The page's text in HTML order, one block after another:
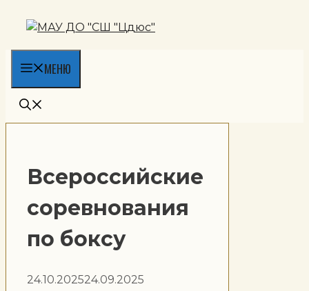
МЕНЮ
Всероссийские
соревнования
по боксу
24.10.202524.09.2025